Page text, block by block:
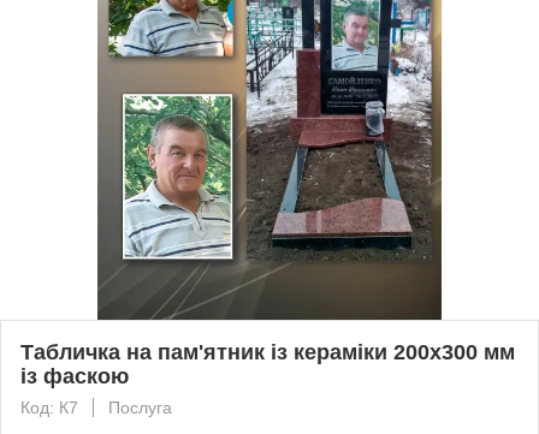
Табличка на пам'ятник із кераміки 200х300 мм
із фаскою
Код: К7 Послуга